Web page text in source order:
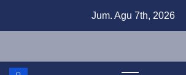
Jum. Agu 7th, 2026